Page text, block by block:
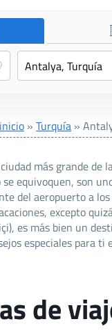
» Turquía »
más grande de
equivoquen, son
del aeropuerto a
excepto
es más bien un
especiales para ti
de